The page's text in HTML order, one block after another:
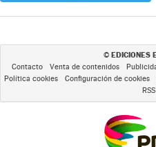
© EDICIONES
Contacto Venta de contenidos
Política cookies
Configuración de cookies
RSS